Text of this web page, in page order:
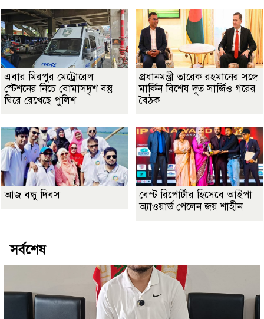
এবার মিরপুর মেট্রোরেল
স্টেশনের নিচে বোমাসদৃশ বস্তু
ঘিরে রেখেছে পুলিশ
প্রধানমন্ত্রী তারেক রহমানের সঙ্গে
মার্কিন বিশেষ দূত সার্জিও গরের
বৈঠক
আজ বন্ধু দিবস
বেস্ট রিপোর্টার হিসেবে আইপা
অ্যাওয়ার্ড পেলেন জয় শাহীন
সর্বশেষ